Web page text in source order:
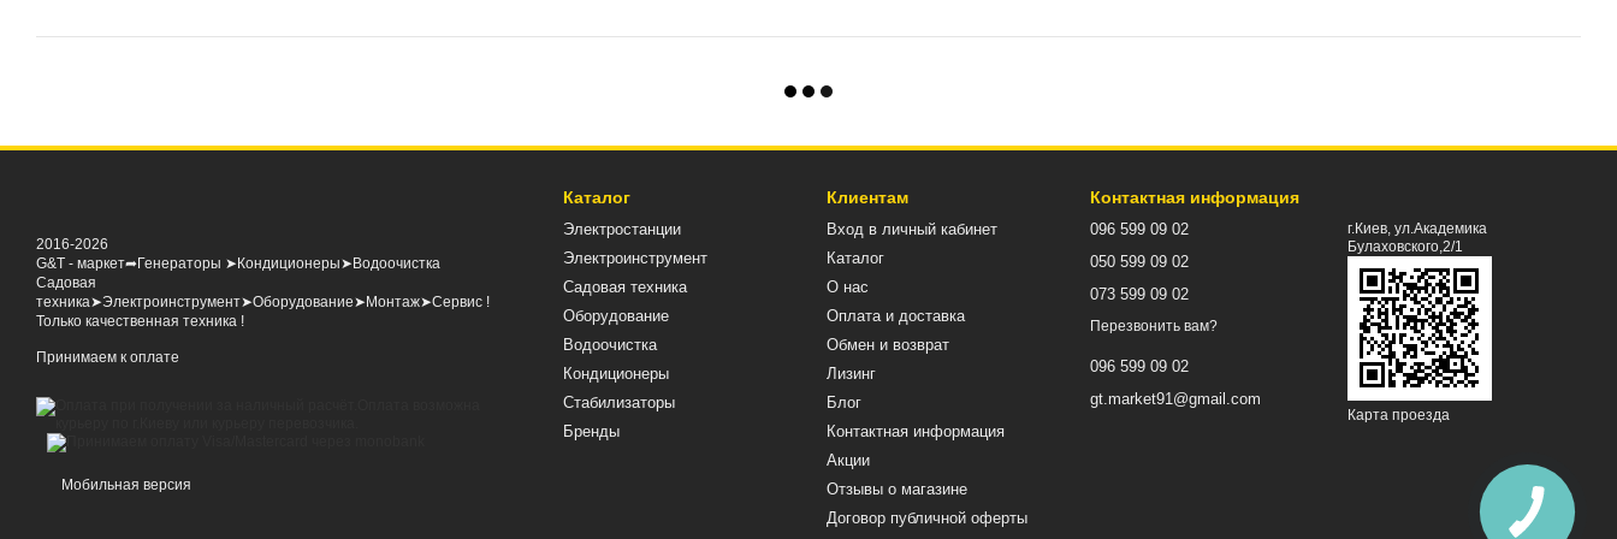
2016-2026
G&T - маркет➦Генераторы ➤Кондиционеры➤Водоочистка
Садовая
техника➤Электроинструмент➤Оборудование➤Монтаж➤Сервис !
Только качественная техника !
Принимаем к оплате
Мобильная версия
Каталог
Электростанции
Электроинструмент
Садовая техника
Оборудование
Водоочистка
Кондиционеры
Стабилизаторы
Бренды
Клиентам
Вход в личный кабинет
Каталог
О нас
Оплата и доставка
Обмен и возврат
Лизинг
Блог
Контактная информация
Акции
Отзывы о магазине
Договор публичной оферты
Контактная информация
096 599 09 02
050 599 09 02
073 599 09 02
Перезвонить вам?
096 599 09 02
gt.market91@gmail.com
г.Киев, ул.Академика
Булаховского,2/1
Карта проезда